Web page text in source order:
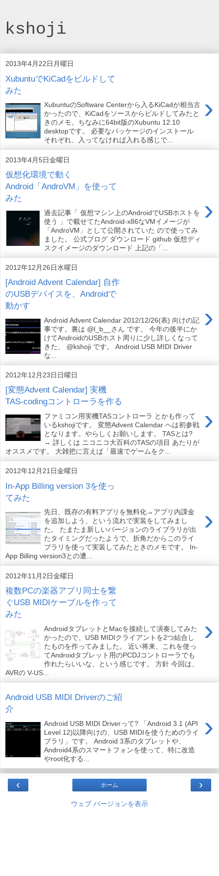
kshoji
2013年4月22日月曜日
XubuntuでKiCadをビルドして
みた
›
XubuntuのSoftware Centerから入るKiCadが相当古
かったので、KiCadをソースからビルドしてみたと
きのメモ。ちなみに64bit版のXubuntu 12.10
desktopです。 必要なパッケージのインストール
それぞれ、入ってなければ入れる感じで...
2013年4月5日金曜日
仮想化環境で動く
Android「AndroVM」を使って
みた
›
過去記事「 仮想マシン上のAndroidでUSBホストを
使う 」で載せてたAndroid-x86なVMイメージが
「AndroVM」として公開されていた ので使ってみ
ました。 公式ブログ ダウンロード github 仮想ディ
スクイメージのダウンロード 上記の「...
2012年12月26日水曜日
[Android Advent Calendar] 自作
のUSBデバイスを、Androidで
動かす
›
Android Advent Calendar 2012/12/26(表) 向けの記
事です。裏は @l_b__さん です。 今年の後半にか
けてAndroidのUSBホスト周りに少し詳しくなって
きた、 @kshoji です。 Android USB MIDI Driver
な...
2012年12月23日日曜日
[変態Advent Calendar] 実機
TAS-codingコントローラを作る
›
ファミコン用実機TASコントローラ とかも作って
いるkshojiです。 変態Advent Calendar へは初参戦
となります。やらしくお願いします。 TASとは?
→ 詳しくは ニコニコ大百科のTASの項目 あたりが
オススメです。 大雑把に言えば「最速でゲームをク...
2012年12月21日金曜日
In-App Billing version 3を使っ
てみた
›
先日、既存の有料アプリを無料化→アプリ内課金
を追加しよう、という流れで実装をしてみまし
た。 たまたま新しいバージョンのライブラリが出
たタイミングだったようで、折角だからこのライ
ブラリを使って実装してみたときのメモです。 In-
App Billing version3との遭...
2012年11月2日金曜日
複数PCの楽器アプリ同士を繋
ぐUSB MIDIケーブルを作って
みた
›
AndroidタブレットとMacを接続して演奏してみた
かったので、USB MIDIクライアントを2つ結合し
たものを作ってみました。 近い将来、これを使っ
てAndroidタブレット用のPCDJコントローラでも
作れたらいいな、という感じです。 方針 今回は、
AVRの V-US...
Android USB MIDI Driverのご紹
介
›
Android USB MIDI Driverって? 「Android 3.1 (API
Level 12)以降向けの、USB MIDIを使うためのライ
ブラリ」です。 Android 3系のタブレットや、
Android4系のスマートフォンを使って、特に改造
やroot化する...
‹ ›
ホーム
ウェブ バージョンを表示